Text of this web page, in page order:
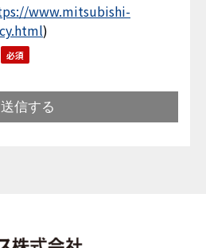
www.mitsubishi-
)